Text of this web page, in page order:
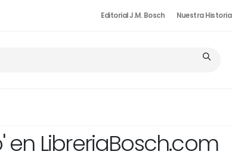
Editorial J.M. Bosch Nuestra Historia
en LibreriaBosch.com